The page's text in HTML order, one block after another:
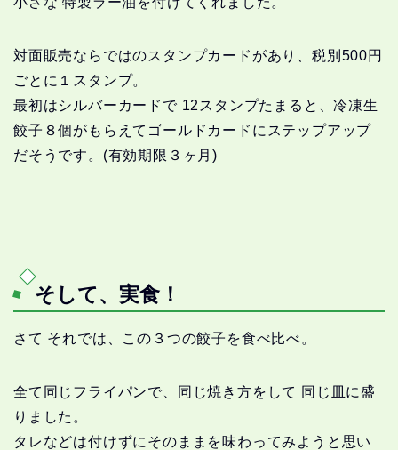
対面販売ならではのスタンプカードがあり、税別500円
ごとに１スタンプ。
最初はシルバーカードで 12スタンプたまると、冷凍生
餃子８個がもらえてゴールドカードにステップアップ
だそうです。(有効期限３ヶ月)
そして、実食！
さて それでは、この３つの餃子を食べ比べ。
全て同じフライパンで、同じ焼き方をして 同じ皿に盛
りました。
タレなどは付けずにそのままを味わってみようと思い